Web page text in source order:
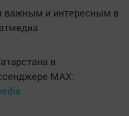
важным и интересным в
в
MАХ: